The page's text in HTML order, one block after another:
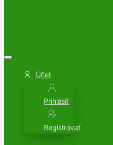
Účet
Prihlásiť
Registrovať